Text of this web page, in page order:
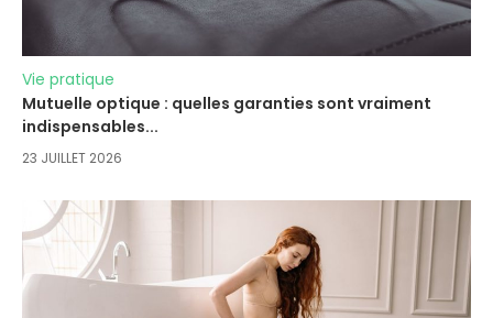
Vie pratique
Mutuelle optique : quelles garanties sont vraiment
indispensables...
23 JUILLET 2026